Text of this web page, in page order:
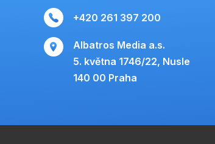
+420 261 397 200
Albatros Media a.s.
5. května 1746/22, Nusle
140 00 Praha